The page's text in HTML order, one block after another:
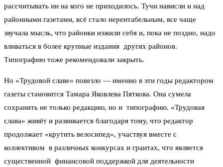
рассчитывать ни на кого не приходилось. Тучи нависли и над
районными газетами, всё стало нерентабельным, все чаще
звучала мысль, что районки изжили себя и, пока не поздно, надо
вливаться в более крупные издания других районов.
Типографию тоже рекомендовали закрыть.
Но «Трудовой славе» повезло — именно в эти годы редактором
газеты становится Тамара Яковлева Пяткова. Она сумела
сохранить не только редакцию, но и типографию. «Трудовая
слава» живёт и развивается благодаря тому, что редактор
продолжает «крутить велосипед», участвуя вместе с
коллективом в различных конкурсах и грантах, что является
существенной финансовой поддержкой для деятельности